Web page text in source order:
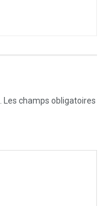
Les champs obligatoires